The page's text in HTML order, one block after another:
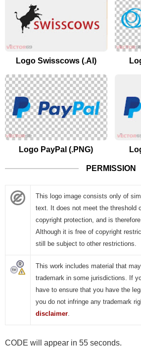
Logo Swisscows (.AI)
Logo PayPal (.PNG)
PERMISSION
This logo image consists only of
text. It does not meet the threshold
copyright protection, and is
Although it is free of copyright
still be subject to other restrictions.
This work includes material that
trademark in some jurisdictions. If
have to ensure that you have the
you do not infringe any trademark
disclaimer.
CODE will appear in 55 seconds.